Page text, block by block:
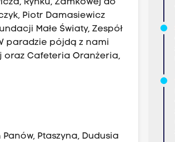
Rynku, Zamkowej do
Piotr Damasiewicz
Małe Światy, Zespół
paradzie pójdą z nami
oraz Cafeteria Oranżeria,
Ptaszyna, Dudusia